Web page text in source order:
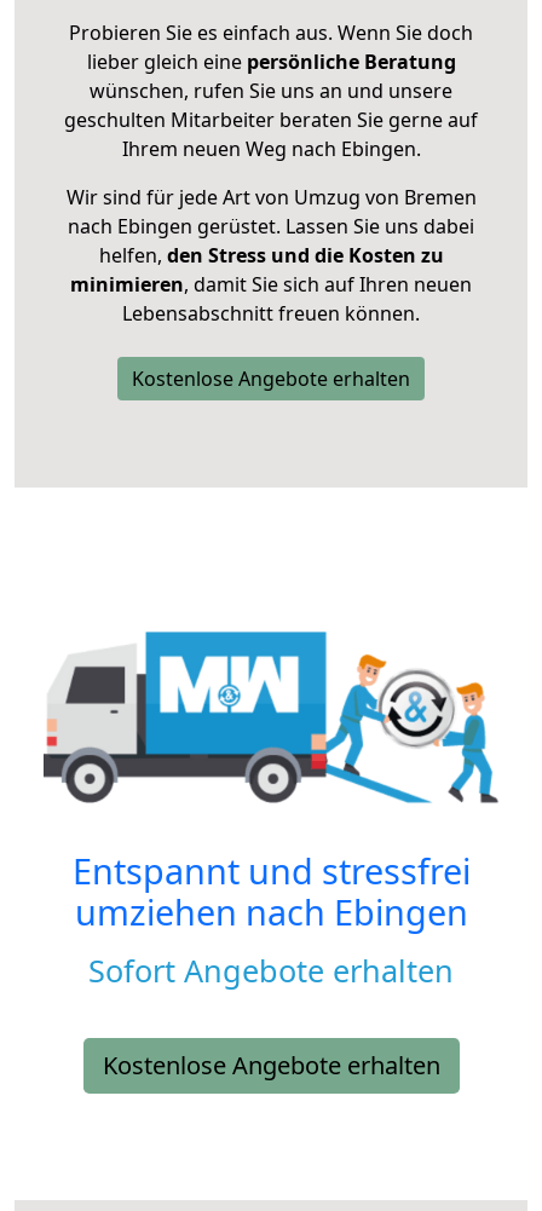
Probieren Sie es einfach aus. Wenn Sie doch
lieber gleich eine persönliche Beratung
wünschen, rufen Sie uns an und unsere
geschulten Mitarbeiter beraten Sie gerne auf
Ihrem neuen Weg nach Ebingen.
Wir sind für jede Art von Umzug von Bremen
nach Ebingen gerüstet. Lassen Sie uns dabei
helfen, den Stress und die Kosten zu
minimieren, damit Sie sich auf Ihren neuen
Lebensabschnitt freuen können.
Kostenlose Angebote erhalten
Entspannt und stressfrei
umziehen nach Ebingen
Sofort Angebote erhalten
Kostenlose Angebote erhalten